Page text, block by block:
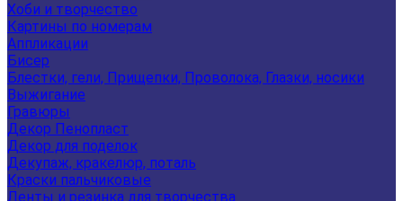
Хоби и творчество
Картины по номерам
Аппликации
Бисер
Блестки, гели, Прищепки, Проволока, Глазки, носики
Выжигание
Гравюры
Декор Пенопласт
Декор для поделок
Декупаж, кракелюр, поталь
Краски пальчиковые
Ленты и резинка для творчества